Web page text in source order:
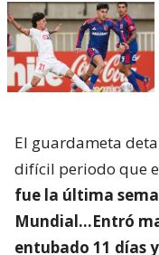
El guardameta
difícil periodo que
fue la última
Mundial…Entró
entubado 11 días